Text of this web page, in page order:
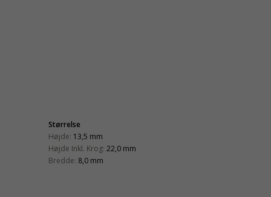
Størrelse
Højde: 13,5 mm
Højde Inkl. Krog: 22,0 mm
Bredde: 8,0 mm